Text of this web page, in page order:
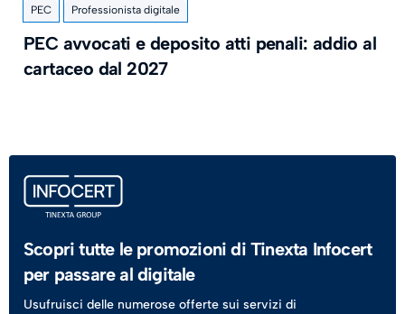
PEC Professionista digitale
PEC avvocati e deposito atti penali: addio al
cartaceo dal 2027
Scopri tutte le promozioni di Tinexta Infocert
per passare al digitale
Usufruisci delle numerose offerte sui servizi di